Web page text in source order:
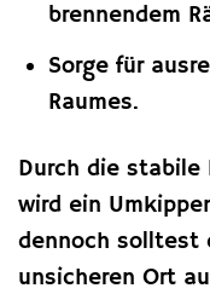
brennendem
Sorge für
Raumes.
Durch die
wird ein
dennoch solltest
unsicheren Ort